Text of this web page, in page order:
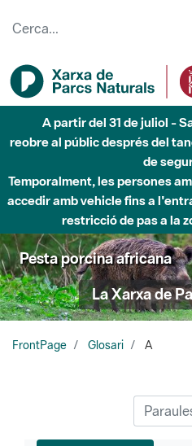
A partir del 31 de juliol -
reobre al públic després del
de
Temporalment, les persones
accedir amb vehicle fins a
restricció de pas a la
Pesta porcina africana
La Xarxa de
FrontPage Glosari A